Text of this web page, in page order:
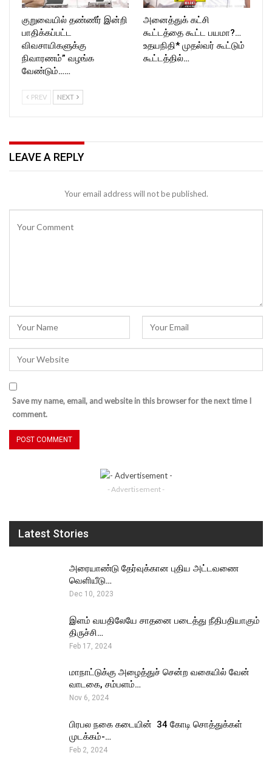
குறுவையில் தண்ணீர் இன்றி
பாதிக்கப்பட்ட
விவசாயிகளுக்கு
நிவாரணம்” வழங்க
வேண்டும்……
அனைத்துக் கட்சி
கூட்டத்தை கூட்ட பயமா?…
உதயநிதி* முதல்வர் கூட்டும்
கூட்டத்தில்…
PREV NEXT
LEAVE A REPLY
Your email address will not be published.
Save my name, email, and website in this browser for the next time I
comment.
- Advertisement -
Latest Stories
அரையாண்டு தேர்வுக்கான புதிய அட்டவணை
வெளியீடு…
Dec 10, 2023
இளம் வயதிலேயே சாதனை படைத்து நீதிபதியாகும்
திருச்சி…
Feb 17, 2024
மாநாட்டுக்கு அழைத்துச் சென்ற வகையில் வேன்
வாடகை, சம்பளம்…
Nov 6, 2024
பிரபல நகை கடையின் ₹ 34 கோடி சொத்துக்கள்
முடக்கம்-…
Feb 2, 2024